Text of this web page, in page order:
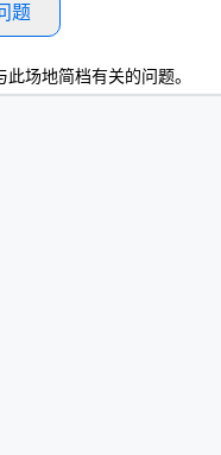
题
此场地简档有关的问题。